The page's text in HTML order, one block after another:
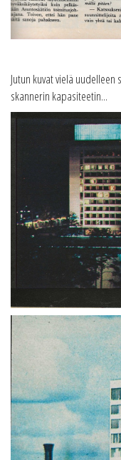
Jutun kuvat vielä
skannerin kapasiteetin...